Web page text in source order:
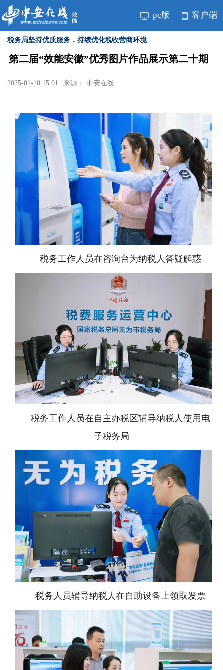
pc版 客户端
税务局坚持优质服务，持续优化税收营商环境
第二届“效能安徽”优秀图片作品展示第二十期
2025-01-10 15:01 来源： 中安在线
税务工作人员在咨询台为纳税人答疑解惑
税务工作人员在自主办税区辅导纳税人使用电
子税务局
税务人员辅导纳税人在自助设备上领取发票